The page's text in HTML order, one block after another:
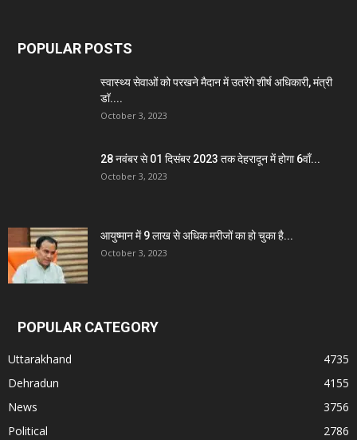
POPULAR POSTS
स्वास्थ्य सेवाओं को परखने मैदान में उतरेंगे शीर्ष अधिकारी, मंत्री
डॉ....
October 3, 2023
28 नवंबर से 01 दिसंबर 2023 तक देहरादून में होगा 6वाँ...
October 3, 2023
आयुष्मान में 9 लाख से अधिक मरीजों का हो चुका है...
October 3, 2023
POPULAR CATEGORY
Uttarakhand
4735
Dehradun
4155
News
3756
Political
2786